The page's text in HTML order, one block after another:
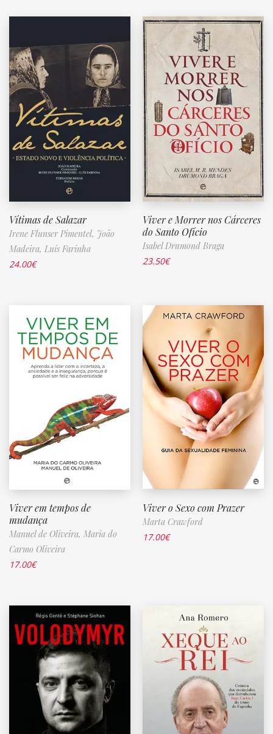
Vítimas de Salazar
Irene Flunser Pimentel, João
Madeira, Luís Farinha
24.00€
Viver e Morrer nos Cárceres
do Santo Ofício
Isabel Drumond Braga
23.50€
Viver em tempos de
mudança
Manuel de Oliveira, Maria do
Carmo Oliveira
17.00€
Viver o Sexo com Prazer
Marta Crawford
17.00€